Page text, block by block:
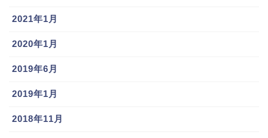
2021年1月
2020年1月
2019年6月
2019年1月
2018年11月